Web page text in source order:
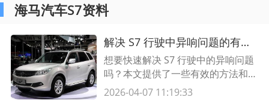
海马汽车S7资料
解决 S7 行驶中异响问题的有效方法
想要快速解决 S7 行驶中的异响问题
吗？本文提供了一些有效的方法和技
巧，帮助您定位和解决可能导致异响
2026-04-07 11:19:33